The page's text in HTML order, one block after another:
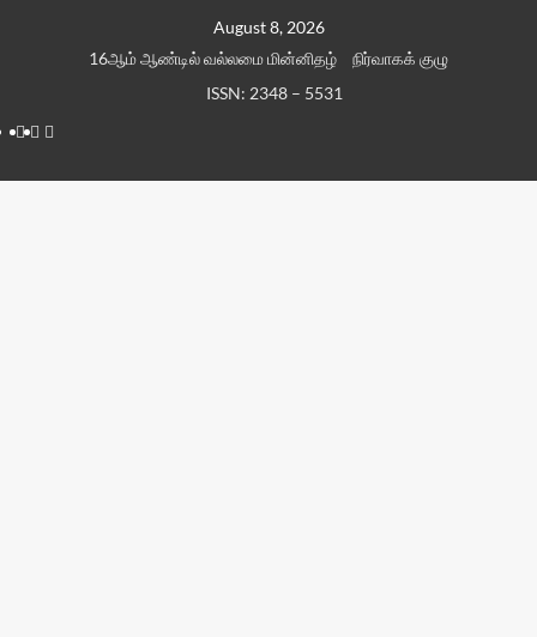
August 8, 2026
16ஆம் ஆண்டில் வல்லமை மின்னிதழ்
நிர்வாகக் குழு
ISSN: 2348 – 5531
Facebook
Twitter
Youtube